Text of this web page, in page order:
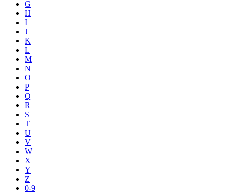
G
H
I
J
K
L
M
N
O
P
Q
R
S
T
U
V
W
X
Y
Z
0-9